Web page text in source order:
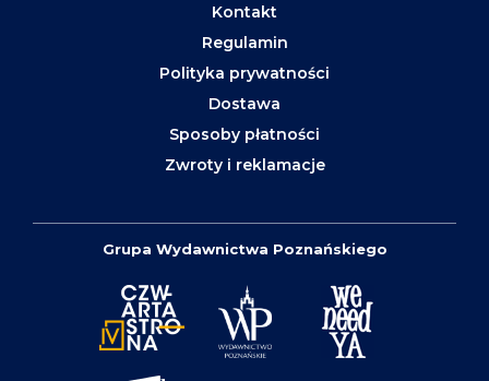
Kontakt
Regulamin
Polityka prywatności
Dostawa
Sposoby płatności
Zwroty i reklamacje
Grupa Wydawnictwa Poznańskiego